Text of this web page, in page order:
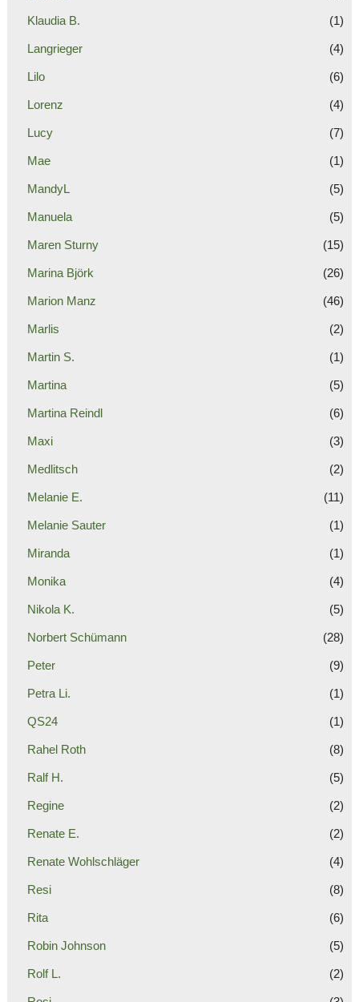
Klaudia B. (1)
Langrieger (4)
Lilo (6)
Lorenz (4)
Lucy (7)
Mae (1)
MandyL (5)
Manuela (5)
Maren Sturny (15)
Marina Björk (26)
Marion Manz (46)
Marlis (2)
Martin S. (1)
Martina (5)
Martina Reindl (6)
Maxi (3)
Medlitsch (2)
Melanie E. (11)
Melanie Sauter (1)
Miranda (1)
Monika (4)
Nikola K. (5)
Norbert Schümann (28)
Peter (9)
Petra Li. (1)
QS24 (1)
Rahel Roth (8)
Ralf H. (5)
Regine (2)
Renate E. (2)
Renate Wohlschläger (4)
Resi (8)
Rita (6)
Robin Johnson (5)
Rolf L. (2)